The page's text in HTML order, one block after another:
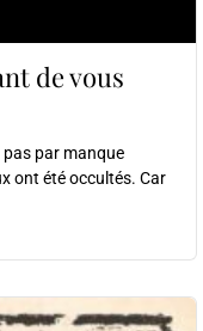
de vous
par manque
ont été occultés. Car